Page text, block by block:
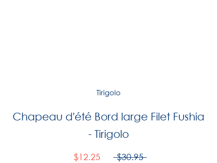
Tirigolo
Chapeau d'été Bord large Filet Fushia
- Tirigolo
$12.25 $30.95